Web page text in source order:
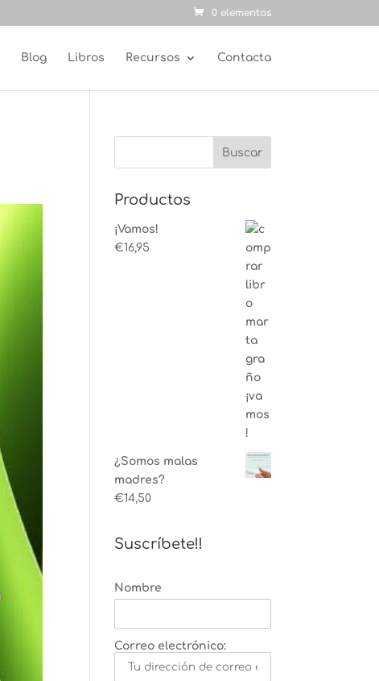
0 elementos
Blog Libros Recursos Contacta
Productos
¡Vamos!
€16,95
¿Somos malas
madres?
€14,50
Suscríbete!!
Nombre
Correo electrónico: